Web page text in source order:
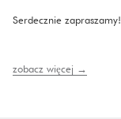
Serdecznie zapraszamy!
zobacz więcej